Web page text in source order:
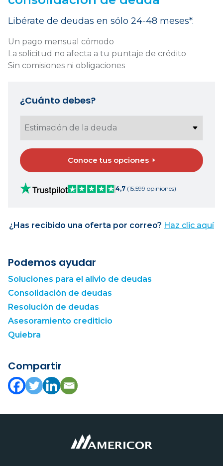
Libérate de deudas en sólo 24-48 meses*.
Un pago mensual cómodo
La solicitud no afecta a tu puntaje de crédito
Sin comisiones ni obligaciones
¿Cuánto debes?
Conoce tus opciones
4,7 (15.599 opiniones)
¿Has recibido una oferta por correo? Haz clic aquí
Podemos ayudar
Soluciones para el alivio de deudas
Consolidación de deudas
Resolución de deudas
Asesoramiento crediticio
Quiebra
Compartir